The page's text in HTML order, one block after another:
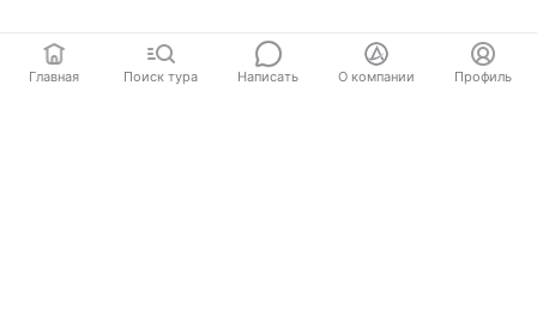
Главная Поиск тура Написать О компании Профиль